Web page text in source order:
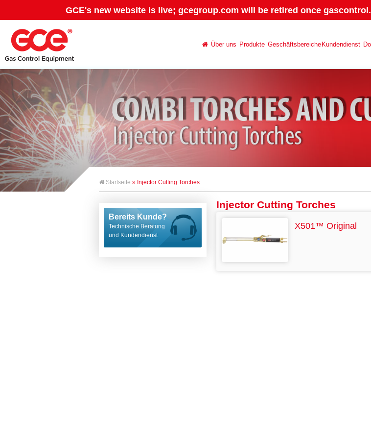
GCE's new website is live; gcegroup.com will be retired once
Über uns Produkte Geschäftsbereiche Kundendienst
Startseite » Injector Cutting Torches
Bereits Kunde?
Technische Beratung
und Kundendienst
Injector Cutting Torches
X501™ Original